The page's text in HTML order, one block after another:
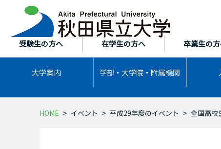
受験生の方へ 在学生の方へ 卒業生の
大学案内 学部・大学院・ 附属機関
HOME イベント 平成29年度のイベント 全国高校